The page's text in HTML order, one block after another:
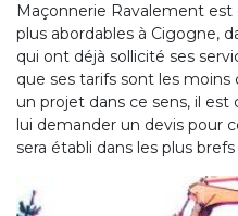
Maçonnerie Ravalement
plus abordables à Cigogne,
qui ont déjà sollicité ses
que ses tarifs sont les moins
un projet dans ce sens, il
lui demander un devis pour
sera établi dans les plus